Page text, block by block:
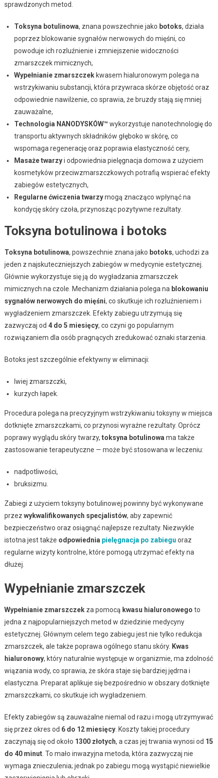
sprawdzonych metod.
Toksyna botulinowa, znana powszechnie jako botoks, działa
poprzez blokowanie sygnałów nerwowych do mięśni, co
powoduje ich rozluźnienie i zmniejszenie widoczności
zmarszczek mimicznych,
Wypełnianie zmarszczekkwasem hialuronowym polega na
wstrzykiwaniu substancji, która przywraca skórze objętość oraz
odpowiednie nawilżenie, co sprawia, że bruzdy stają się mniej
zauważalne,
Technologia NANODYSKÓW™ wykorzystuje nanotechnologię do
transportu aktywnych składników głęboko w skórę, co
wspomaga regenerację oraz poprawia elastyczność cery,
Masaże twarzyi odpowiednia pielęgnacja domowa z użyciem
kosmetyków przeciwzmarszczkowych potrafią wspierać efekty
zabiegów estetycznych,
Regularne ćwiczenia twarzymogą znacząco wpłynąć na
kondycję skóry czoła, przynosząc pozytywne rezultaty.
Toksyna botulinowa i botoks
Toksyna botulinowa, powszechnie znana jako botoks, uchodzi za
jeden z najskuteczniejszych zabiegów w medycynie estetycznej.
Głównie wykorzystuje się ją do wygładzania zmarszczek
mimicznych na czole. Mechanizm działania polega na blokowaniu
sygnałów nerwowych do mięśni, co skutkuje ich rozluźnieniem i
wygładzeniem zmarszczek. Efekty zabiegu utrzymują się
zazwyczaj od 4 do 5 miesięcy, co czyni go popularnym
rozwiązaniem dla osób pragnących zredukować oznaki starzenia.
Botoks jest szczególnie efektywny w eliminacji:
lwiej zmarszczki,
kurzych łapek.
Procedura polega na precyzyjnym wstrzykiwaniu toksyny w miejsca
dotknięte zmarszczkami, co przynosi wyraźne rezultaty. Oprócz
poprawy wyglądu skóry twarzy, toksyna botulinowa ma także
zastosowanie terapeutyczne — może być stosowana w leczeniu:
nadpotliwości,
bruksizmu.
Zabiegi z użyciem toksyny botulinowej powinny być wykonywane
przez wykwalifikowanych specjalistów, aby zapewnić
bezpieczeństwo oraz osiągnąć najlepsze rezultaty. Niezwykle
istotna jest także odpowiednia pielęgnacja po zabiegu oraz
regularne wizyty kontrolne, które pomogą utrzymać efekty na
dłużej.
Wypełnianie zmarszczek
Wypełnianie zmarszczekza pomocą kwasu hialuronowego to
jedna z najpopularniejszych metod w dziedzinie medycyny
estetycznej. Głównym celem tego zabiegu jest nie tylko redukcja
zmarszczek, ale także poprawa ogólnego stanu skóry. Kwas
hialuronowy, który naturalnie występuje w organizmie, ma zdolność
wiązania wody, co sprawia, że skóra staje się bardziej jędrna i
elastyczna. Preparat aplikuje się bezpośrednio w obszary dotknięte
zmarszczkami, co skutkuje ich wygładzeniem.
Efekty zabiegów są zauważalne niemal od razu i mogą utrzymywać
się przez okres od 6 do 12 miesięcy. Koszty takiej procedury
zaczynają się od około 1300 złotych, a czas jej trwania wynosi od 15
do 40 minut. To mało inwazyjna metoda, która zazwyczaj nie
wymaga znieczulenia; jednak po zabiegu mogą wystąpić niewielkie